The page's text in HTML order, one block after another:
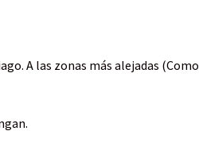
A las zonas más alejadas